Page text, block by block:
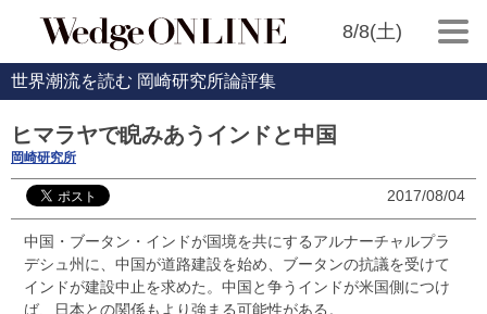
8/8(土)
世界潮流を読む 岡崎研究所論評集
ヒマラヤで睨みあうインドと中国
岡崎研究所
2017/08/04
中国・ブータン・インドが国境を共にするアルナーチャルプラ
デシュ州に、中国が道路建設を始め、ブータンの抗議を受けて
インドが建設中止を求めた。中国と争うインドが米国側につけ
ば、日本との関係もより強まる可能性がある。